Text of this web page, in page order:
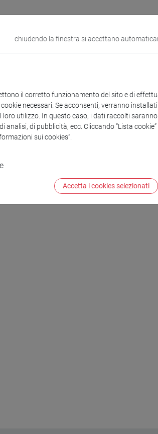
chiudendo la finestra si accettano
il corretto funzionamento del sito e di
necessari. Se acconsenti, verranno
utilizzo. In questo caso, i dati raccolti
di pubblicità, ecc. Cliccando “Lista
sui cookies”.
Accetta i cookies selezionati